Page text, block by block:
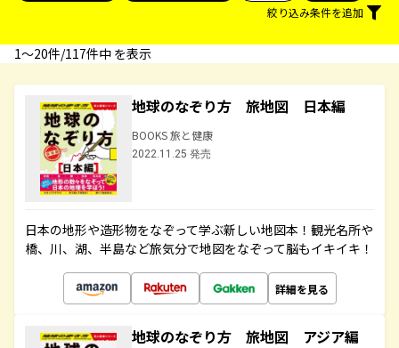
絞り込み条件を追加
1〜20件/117件中 を表示
地球のなぞり方 旅地図 日本編
BOOKS 旅と健康
2022.11.25 発売
日本の地形や造形物をなぞって学ぶ新しい地図本！観光名所や
橋、川、湖、半島など旅気分で地図をなぞって脳もイキイキ！
詳細を見る
地球のなぞり方 旅地図 アジア編